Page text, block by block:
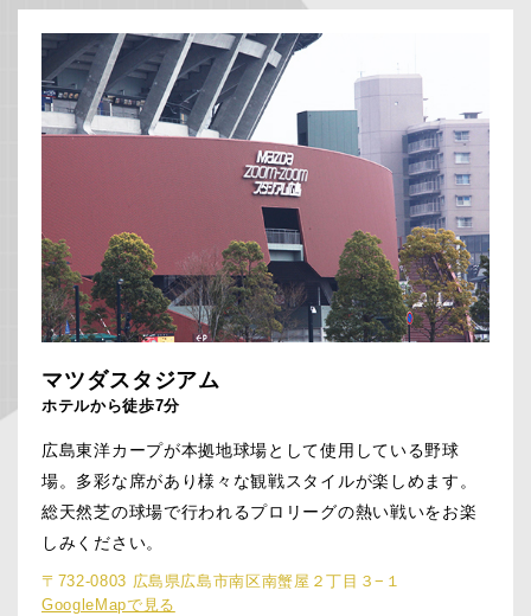
マツダスタジアム
ホテルから徒歩7分
広島東洋カープが本拠地球場として使用している野球
場。多彩な席があり様々な観戦スタイルが楽しめます。
総天然芝の球場で行われるプロリーグの熱い戦いをお楽
しみください。
〒732-0803 広島県広島市南区南蟹屋２丁目３−１
GoogleMapで見る